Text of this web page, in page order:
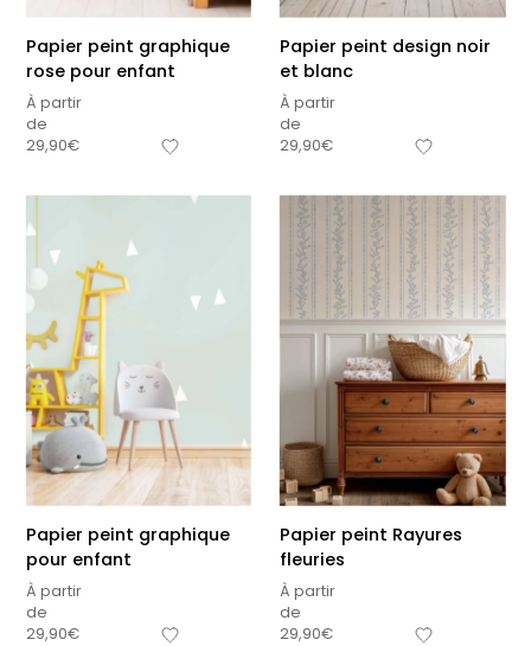
Papier peint graphique
rose pour enfant
À partir
de
29,90€
Papier peint design noir
et blanc
À partir
de
29,90€
Papier peint graphique
pour enfant
À partir
de
29,90€
Papier peint Rayures
fleuries
À partir
de
29,90€